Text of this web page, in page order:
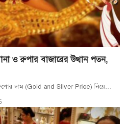
ও রুপার বাজারের উত্থান পতন,
দাম (Gold and Silver Price) নিয়ে…